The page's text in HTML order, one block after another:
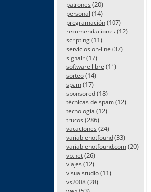
patrones (20)
personal (14)
programación(107)
recomendaciones (12)
scripting(11)
servicios on-line (37)
signalr(17)
software libre (11)
sorteo(14)
spam(17)
sponsored(18)
técnicas de spam(12)
tecnología (12)
trucos (286)
vacaciones (24)
variablenotfound(33)
variablenotfound.com(20)
vb.net(26)
viajes (12)
visualstudio(11)
vs2008(28)